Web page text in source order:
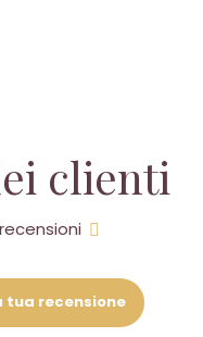
clienti
tua recensione